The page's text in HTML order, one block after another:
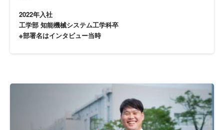
2022年入社
工学部 知能機械システム工学科卒
※部署名はインタビュー当時